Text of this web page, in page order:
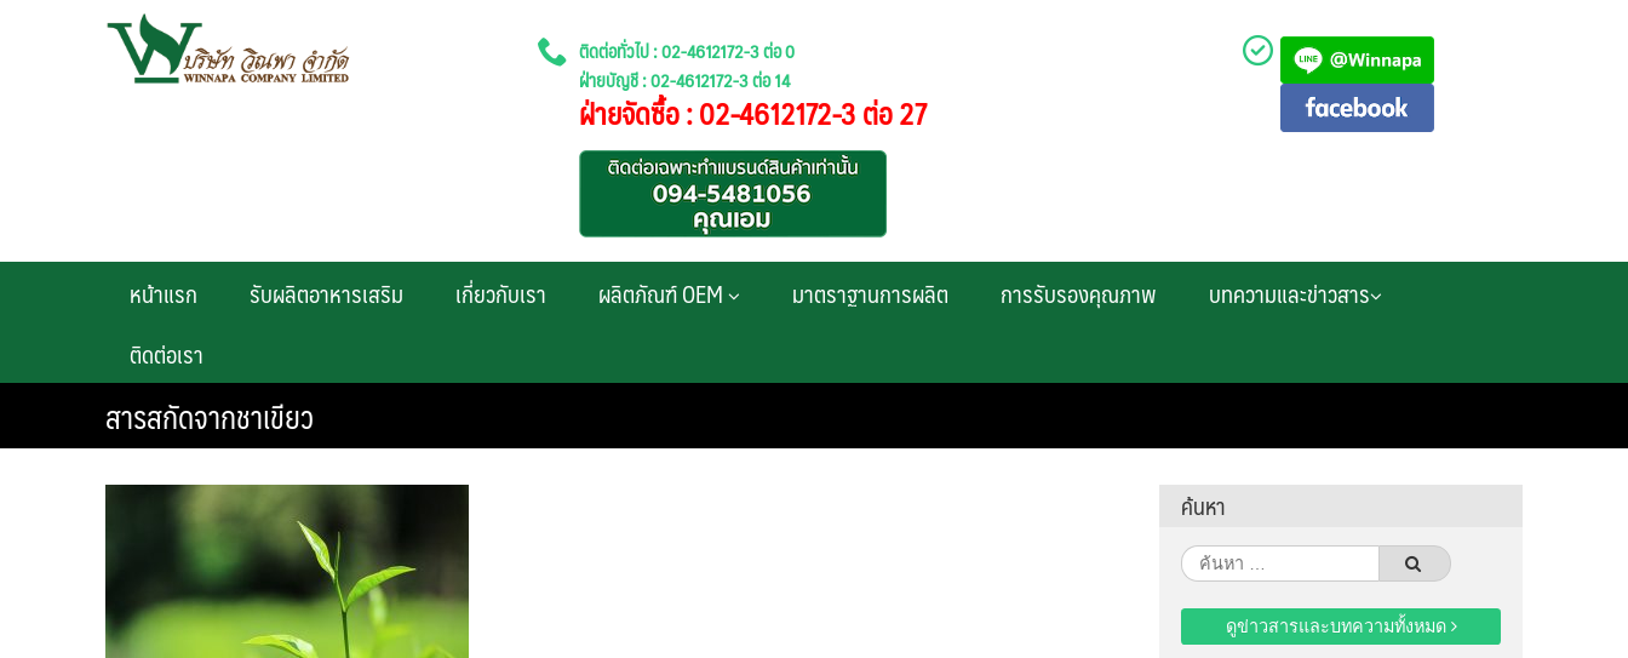
ติดต่อทั่วไป : 02-4612172-3 ต่อ 0
ฝ่ายบัญชี : 02-4612172-3 ต่อ 14
ฝ่ายจัดซื้อ : 02-4612172-3 ต่อ 27
หน้าแรก รับผลิตอาหารเสริม เกี่ยวกับเรา ผลิตภัณฑ์ OEM มาตราฐานการผลิต การรับรองคุณภาพ
บทความและข่าวสาร
ติดต่อเรา
สารสกัดจากชาเขียว
ค้นหา
ค้นหา
สำหรับ:
ดูข่าวสารและบทความทั้งหมด